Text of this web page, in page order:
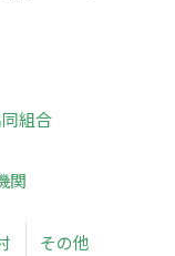
組合
関
その他